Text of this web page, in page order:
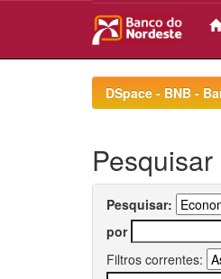
DSpace - BNB -
Pesquisar
Pesquisar:
por
Filtros correntes: